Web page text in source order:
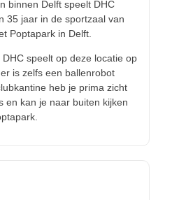
binnen Delft speelt DHC
35 jaar in de sportzaal van
Poptapark in Delft.
speelt op deze locatie op
is zelfs een ballenrobot
heb je prima zicht
en kan je naar buiten kijken